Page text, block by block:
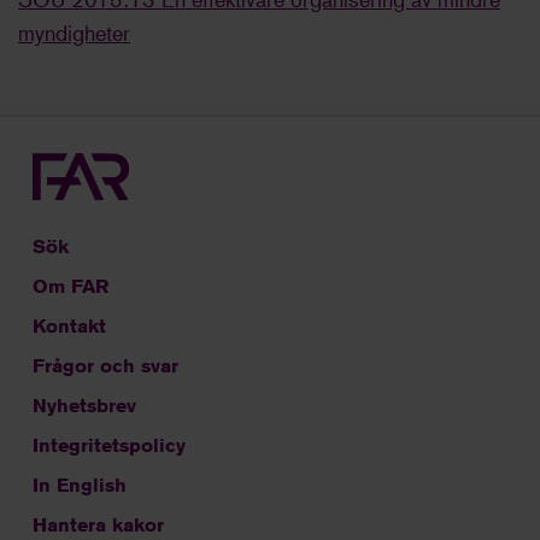
myndigheter
Sök
Om FAR
Kontakt
Frågor och svar
Nyhetsbrev
Integritetspolicy
In English
Hantera kakor